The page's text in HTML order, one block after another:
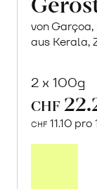
von
aus Kerala,
2 x 100g
CHF
CHF 11.10